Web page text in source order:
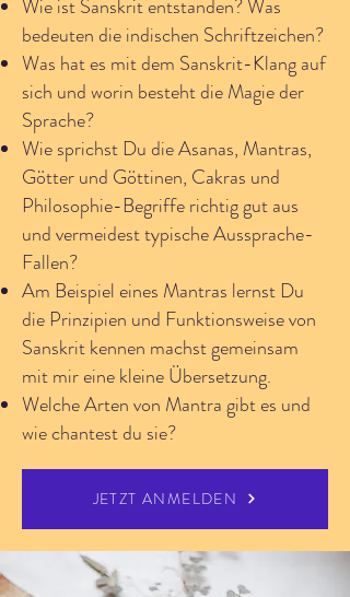
Wie ist Sanskrit entstanden? Was
bedeuten die indischen Schriftzeichen?
Was hat es mit dem Sanskrit-Klang auf
sich und worin besteht die Magie der
Sprache?
Wie sprichst Du die Asanas, Mantras,
Götter und Göttinen, Cakras und
Philosophie-Begriffe richtig gut aus
und vermeidest typische Aussprache-
Fallen?
Am Beispiel eines Mantras lernst Du
die Prinzipien und Funktionsweise von
Sanskrit kennen machst gemeinsam
mit mir eine kleine Übersetzung.
Welche Arten von Mantra gibt es und
wie chantest du sie?
JETZT ANMELDEN